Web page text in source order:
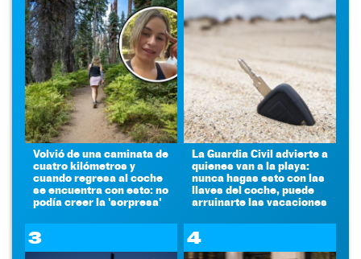
Volvió de una caminata de
cuatro kilómetros y
cuando regresa al coche
se encuentra con esto: no
podía creer la 'sorpresa'
La Guardia Civil advierte a
quienes van a la playa:
nunca hagas esto con las
llaves del coche, puede
arruinarte las vacaciones
3 4